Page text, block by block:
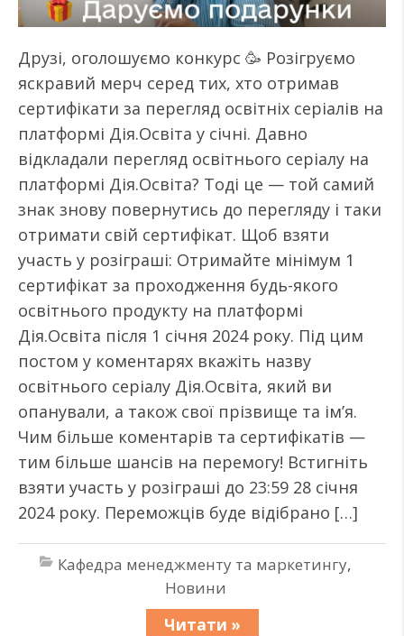
Друзі, оголошуємо конкурс 🥳 Розігруємо
яскравий мерч серед тих, хто отримав
сертифікати за перегляд освітніх серіалів на
платформі Дія.Освіта у січні. Давно
відкладали перегляд освітнього серіалу на
платформі Дія.Освіта? Тоді це — той самий
знак знову повернутись до перегляду і таки
отримати свій сертифікат. Щоб взяти
участь у розіграші: Отримайте мінімум 1
сертифікат за проходження будь-якого
освітнього продукту на платформі
Дія.Освіта після 1 січня 2024 року. Під цим
постом у коментарях вкажіть назву
освітнього серіалу Дія.Освіта, який ви
опанували, а також свої прізвище та ім’я.
Чим більше коментарів та сертифікатів —
тим більше шансів на перемогу! Встигніть
взяти участь у розіграші до 23:59 28 січня
2024 року. Переможців буде відібрано […]
Кафедра менеджменту та маркетингу,
Новини
Читати »